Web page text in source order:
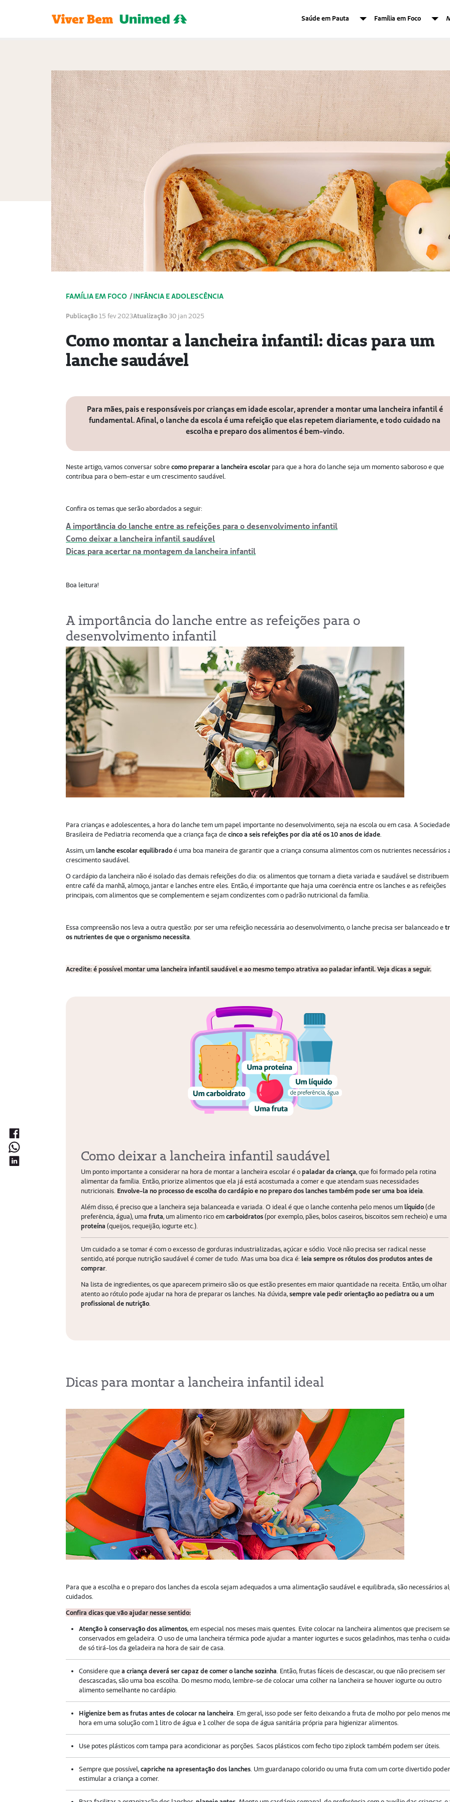
Saúde em Pauta Família em Foco
FAMÍLIA EM FOCO /INFÂNCIA E ADOLESCÊNCIA
Publicação15 fev 2023Atualização30 jan 2025
Como montar a lancheira infantil: dicas para um
lanche saudável
Para mães, pais e responsáveis por crianças em idade escolar, aprender a montar uma lancheira infantil é
fundamental. Afinal, o lanche da escola é uma refeição que elas repetem diariamente, e todo cuidado na
escolha e preparo dos alimentos é bem-vindo.
Neste artigo, vamos conversar sobrecomo preparar a lancheira escolar para que a hora do lanche seja um momento saboroso e que
contribua para o bem-estar e um crescimento saudável.
Confira os temas que serão abordados a seguir:
A importância do lanche entre as refeições para o desenvolvimento infantil
Como deixar a lancheira infantil saudável
Dicas para acertar na montagem da lancheira infantil
Boa leitura!
A importância do lanche entre as refeições para o
desenvolvimento infantil
Para crianças e adolescentes, a hora do lanche tem um papel importante no desenvolvimento, seja na escola ou em casa. A Sociedade
Brasileira de Pediatria recomenda que a criança faça decinco a seis refeições por dia até os 10 anos de idade.
Assim, umlanche escolar equilibradoé uma boa maneira de garantir que a criança consuma alimentos com os nutrientes necessários
crescimento saudável.
O cardápio da lancheira não é isolado das demais refeições do dia: os alimentos que tornam a dieta variada e saudável se distribuem
entre café da manhã, almoço, jantar e lanches entre eles. Então, é importante que haja uma coerência entre os lanches e as refeições
principais, com alimentos que se complementem e sejam condizentes com o padrão nutricional da família.
Essa compreensão nos leva a outra questão: por ser uma refeição necessária ao desenvolvimento, o lanche precisa ser balanceado e
os nutrientes de que o organismo necessita.
Acredite: é possível montar uma lancheira infantil saudável e ao mesmo tempo atrativa ao paladar infantil. Veja dicas a seguir.
Como deixar a lancheira infantil saudável
Um ponto importante a considerar na hora de montar a lancheira escolar é opaladar da criança, que foi formado pela rotina
alimentar da família. Então, priorize alimentos que ela já está acostumada a comer e que atendam suas necessidades
nutricionais. Envolve-la no processo de escolha do cardápio e no preparo dos lanches também pode ser uma boa ideia.
Além disso, é preciso que a lancheira seja balanceada e variada. O ideal é que o lanche contenha pelo menos um líquido(de
preferência, água), umafruta, um alimento rico emcarboidratos(por exemplo, pães, bolos caseiros, biscoitos sem recheio) e uma
proteína (queijos, requeijão, iogurte etc.).
Um cuidado a se tomar é com o excesso de gorduras industrializadas, açúcar e sódio. Você não precisa ser radical nesse
sentido, até porque nutrição saudável é comer de tudo. Mas uma boa dica é: leia sempre os rótulos dos produtos antes de
comprar.
Na lista de ingredientes, os que aparecem primeiro são os que estão presentes em maior quantidade na receita. Então, um olhar
atento ao rótulo pode ajudar na hora de preparar os lanches. Na dúvida,sempre vale pedir orientação ao pediatra ou a um
profissional de nutrição.
Dicas para montar a lancheira infantil ideal
Para que a escolha e o preparo dos lanches da escola sejam adequados a uma alimentação saudável e equilibrada, são necessários
cuidados.
Confira dicas que vão ajudar nesse sentido:
Atenção à conservação dos alimentos, em especial nos meses mais quentes. Evite colocar na lancheira alimentos que precisem
conservados em geladeira. O uso de uma lancheira térmica pode ajudar a manter iogurtes e sucos geladinhos, mas tenha o
de só tirá-los da geladeira na hora de sair de casa.
Considere quea criança deverá ser capaz de comer o lanche sozinha. Então, frutas fáceis de descascar, ou que não precisem ser
descascadas, são uma boa escolha. Do mesmo modo, lembre-se de colocar uma colher na lancheira se houver iogurte ou outro
alimento semelhante no cardápio.
Higienize bem as frutas antes de colocar na lancheira. Em geral, isso pode ser feito deixando a fruta de molho por pelo menos
hora em uma solução com 1 litro de água e 1 colher de sopa de água sanitária própria para higienizar alimentos.
Use potes plásticos com tampa para acondicionar as porções. Sacos plásticos com fecho tipo ziplock também podem ser úteis.
Sempre que possível,capriche na apresentação dos lanches. Um guardanapo colorido ou uma fruta com um corte divertido
estimular a criança a comer.